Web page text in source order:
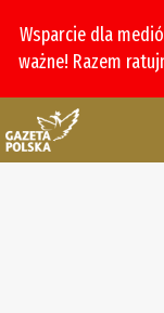
Wsparcie dla
ważne! Razem